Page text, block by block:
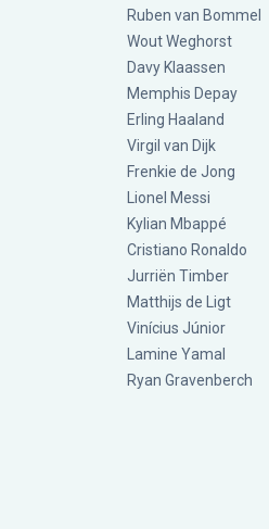
Ruben van Bommel
Wout Weghorst
Davy Klaassen
Memphis Depay
Erling Haaland
Virgil van Dijk
Frenkie de Jong
Lionel Messi
Kylian Mbappé
Cristiano Ronaldo
Jurriën Timber
Matthijs de Ligt
Vinícius Júnior
Lamine Yamal
Ryan Gravenberch